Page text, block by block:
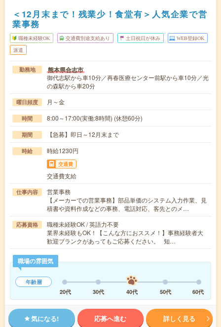
＜12月末まで！残業少！食堂有＞人気企業で営
業事務
職種未経験OK 交通費別途支給あり 土日祝日が休み WEB登録OK
派遣
勤務地 熊本県合志市
御代志駅から車10分／再春医療センター前駅から車10分／光
の森駅から車20分
曜日頻度 月～金
時間 8:00～17:00(実働:8時間) (休憩60分)
期間 【急募】即日～12月末まで
時給 時給1230円
交通費
交通費支給
仕事内容
営業事務
【メーカーでの営業事務】部品単価のシステム入力作業、見
積書や資料作成などの事務、電話対応、客先とのメ…
応募資格
職種未経験OK / 英語力不要
業界未経験もOK！【こんな方におススメ！】事務経験者大
歓迎ブランクがあってもご応募ください。 知…
職場の雰囲気
年齢層
20代
30代 40代 50代 60代
気になる! 応募へ進む 詳しく見る